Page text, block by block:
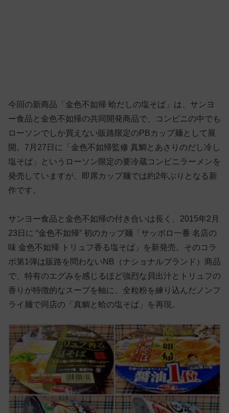
今回の新商品「金色不如帰 蛤だしの塩そば」は、サンヨ
ー食品と金色不如帰の共同開発商品で、コンビニの中でも
ローソンでしか買えない販路限定のPBカップ麺として展
開。7月27日に「金色不如帰監修 真鯛とあさりのだし冷し
塩そば」というローソン限定の要冷蔵コンビニラーメンを
発売していますが、即席カップ麺では約2年ぶりとなる新
作です。
サンヨー食品と金色不如帰の付き合いは長く、2015年2月
23日に “金色不如帰” 初のカップ麺「サッポロ一番 名店の
味 金色不如帰 トリュフ香る塩そば」を新発売。そのコラ
ボ第1弾は販路を問わないNB（ナショナルブランド）商品
で、特有のエグみを感じるほど強烈な貝出汁とトリュフの
香りが特徴的なスープを軸に、全粒粉を練り込んだノンフ
ライ麺で同店の「真鯛と蛤の塩そば」を再現。